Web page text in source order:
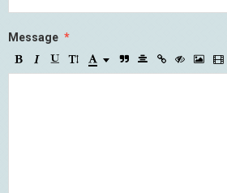
Message